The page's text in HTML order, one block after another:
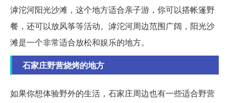
滹沱河阳光沙滩，这个地方适合亲子游，你可以搭帐篷野
餐，还可以放风筝等活动。滹沱河周边范围广阔，阳光沙
滩是一个非常适合放松和娱乐的地方。
石家庄野营烧烤的地方
如果你想体验野外的生活，石家庄周边也有一些适合野营